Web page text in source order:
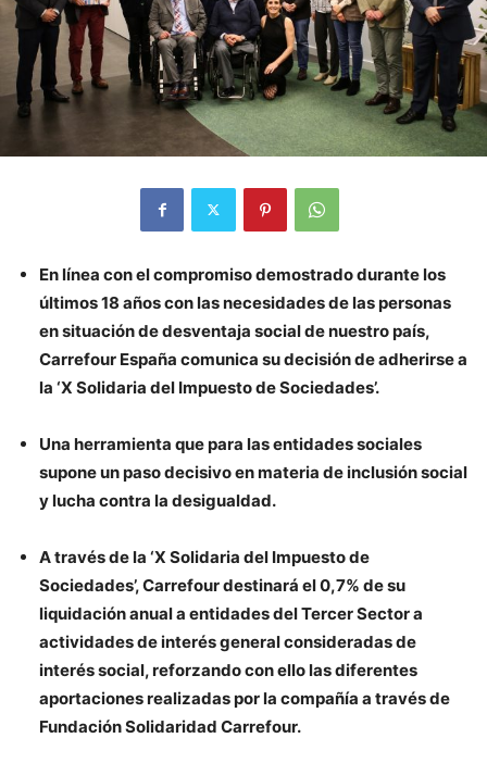
En línea con el compromiso demostrado durante los
últimos 18 años con las necesidades de las personas
en situación de desventaja social de nuestro país,
Carrefour España comunica su decisión de adherirse a
la ‘X Solidaria del Impuesto de Sociedades’.
Una herramienta que para las entidades sociales
supone un paso decisivo en materia de inclusión social
y lucha contra la desigualdad.
A través de la ‘X Solidaria del Impuesto de
Sociedades’, Carrefour destinará el 0,7% de su
liquidación anual a entidades del Tercer Sector a
actividades de interés general consideradas de
interés social, reforzando con ello las diferentes
aportaciones realizadas por la compañía a través de
Fundación Solidaridad Carrefour.